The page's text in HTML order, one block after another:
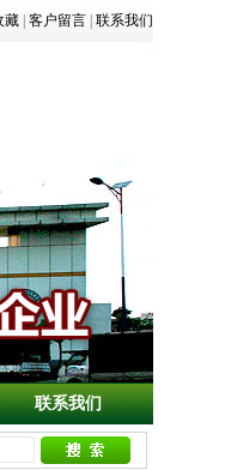
藏 客户留言 联系我们
联系我们